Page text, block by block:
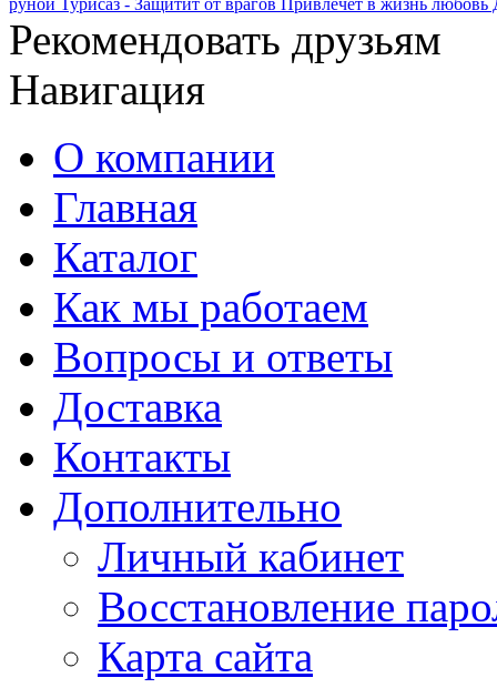
Рекомендовать друзьям
Навигация
О компании
Главная
Каталог
Как мы работаем
Вопросы и ответы
Доставка
Контакты
Дополнительно
Личный кабинет
Восстановление
Карта сайта